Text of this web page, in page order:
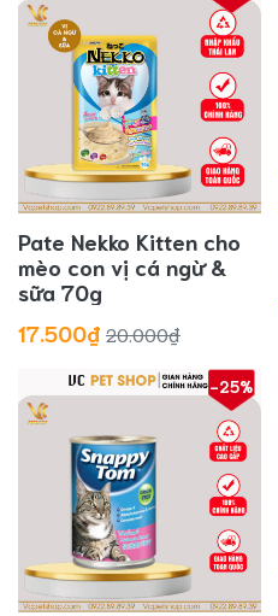
Pate Nekko Kitten cho
mèo con vị cá ngừ &
sữa 70g
17.500₫ 20.000₫
-25%